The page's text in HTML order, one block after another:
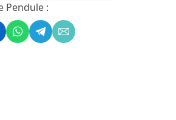
Pendule :